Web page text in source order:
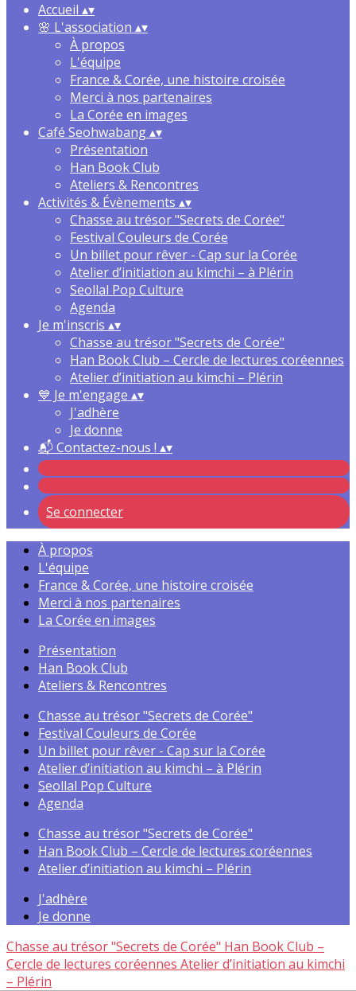
Accueil ▴▾
🌸 L'association ▴▾
À propos
L'équipe
France & Corée, une histoire croisée
Merci à nos partenaires
La Corée en images
Café Seohwabang▴▾
Présentation
Han Book Club
Ateliers & Rencontres
Activités & Évènements ▴▾
Chasse au trésor "Secrets de Corée"
Festival Couleurs de Corée
Un billet pour rêver - Cap sur la Corée
Atelier d’initiation au kimchi – à Plérin
Seollal Pop Culture
Agenda
Je m'inscris ▴▾
Chasse au trésor "Secrets de Corée"
Han Book Club – Cercle de lectures coréennes
Atelier d’initiation au kimchi – Plérin
💙 Je m'engage ▴▾
J'adhère
Je donne
📬 Contactez-nous ! ▴▾
Se connecter
À propos
L'équipe
France & Corée, une histoire croisée
Merci à nos partenaires
La Corée en images
Présentation
Han Book Club
Ateliers & Rencontres
Chasse au trésor "Secrets de Corée"
Festival Couleurs de Corée
Un billet pour rêver - Cap sur la Corée
Atelier d’initiation au kimchi – à Plérin
Seollal Pop Culture
Agenda
Chasse au trésor "Secrets de Corée"
Han Book Club – Cercle de lectures coréennes
Atelier d’initiation au kimchi – Plérin
J'adhère
Je donne
Chasse au trésor "Secrets de Corée" Han Book Club –
Cercle de lectures coréennes Atelier d’initiation au kimchi
– Plérin